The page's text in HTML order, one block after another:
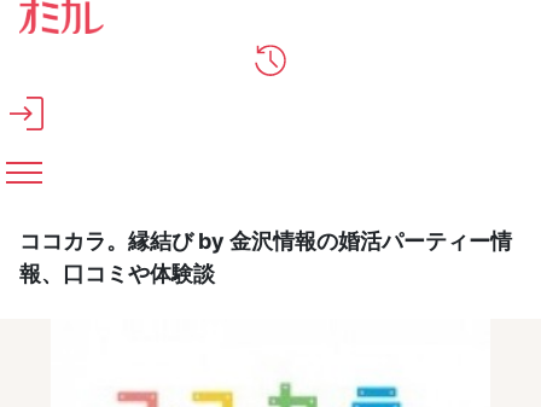
メインコンテンツへスキップ
ココカラ。縁結び by 金沢情報の婚活パーティー情
報、口コミや体験談